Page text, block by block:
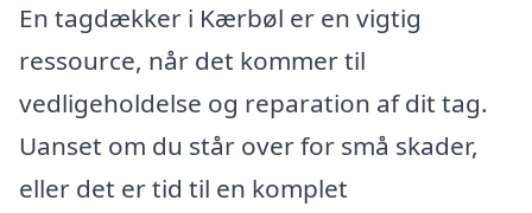
En tagdækker i Kærbøl er en vigtig
ressource, når det kommer til
vedligeholdelse og reparation af dit tag.
Uanset om du står over for små skader,
eller det er tid til en komplet